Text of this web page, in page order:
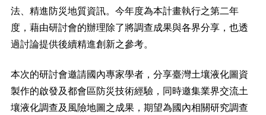
法、精進防災地質資訊。今年度為本計畫執行之第二年
度，藉由研討會的辦理除了將調查成果與各界分享，也透
過討論提供後續精進創新之參考。
本次的研討會邀請國內專家學者，分享臺灣土壤液化圖資
製作的啟發及都會區防災技術經驗，同時邀集業界交流土
壤液化調查及風險地圖之成果，期望為國內相關研究調查